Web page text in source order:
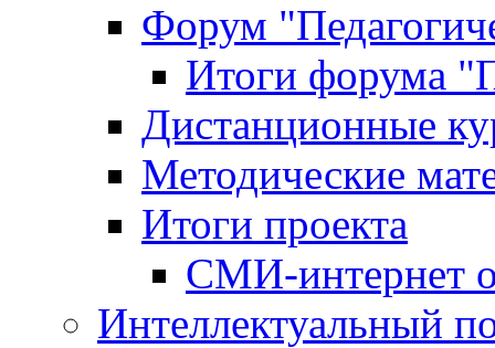
Форум
Итоги форума
Дистанционные
Методические
Итоги проекта
СМИ-интернет
Интеллектуальный